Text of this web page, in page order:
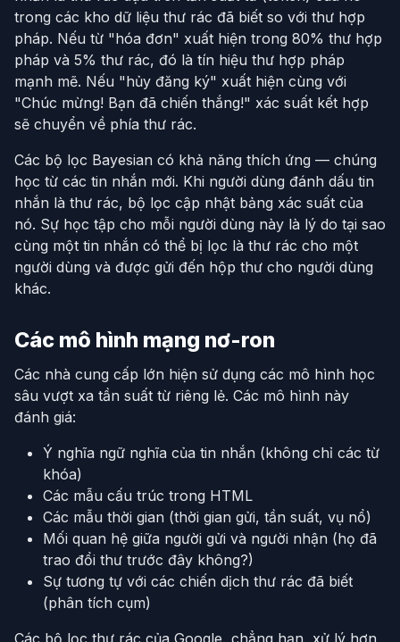
trong các kho dữ liệu thư rác đã biết so với thư hợp
pháp. Nếu từ "hóa đơn" xuất hiện trong 80% thư hợp
pháp và 5% thư rác, đó là tín hiệu thư hợp pháp
mạnh mẽ. Nếu "hủy đăng ký" xuất hiện cùng với
"Chúc mừng! Bạn đã chiến thắng!" xác suất kết hợp
sẽ chuyển về phía thư rác.
Các bộ lọc Bayesian có khả năng thích ứng — chúng
học từ các tin nhắn mới. Khi người dùng đánh dấu tin
nhắn là thư rác, bộ lọc cập nhật bảng xác suất của
nó. Sự học tập cho mỗi người dùng này là lý do tại sao
cùng một tin nhắn có thể bị lọc là thư rác cho một
người dùng và được gửi đến hộp thư cho người dùng
khác.
Các mô hình mạng nơ-ron
Các nhà cung cấp lớn hiện sử dụng các mô hình học
sâu vượt xa tần suất từ riêng lẻ. Các mô hình này
đánh giá:
Ý nghĩa ngữ nghĩa của tin nhắn (không chỉ các từ
khóa)
Các mẫu cấu trúc trong HTML
Các mẫu thời gian (thời gian gửi, tần suất, vụ nổ)
Mối quan hệ giữa người gửi và người nhận (họ đã
trao đổi thư trước đây không?)
Sự tương tự với các chiến dịch thư rác đã biết
(phân tích cụm)